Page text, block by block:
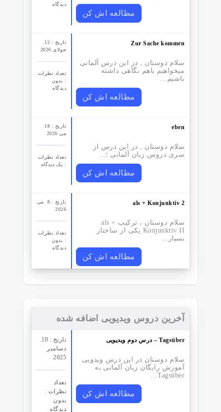
دیدگاه
مطالعه اش کن
جولای 2026
تعداد نظرات‌
: بدون
دیدگاه
Zur Sache kommen
سلام دوستان , در این درس آلمانی
میخواهیم باهم نگاهی داشته
باشیم…
مطالعه اش کن
می 2026
تعداد نظرات‌
: یک دیدگاه
eben
سلام دوستان , در این درس از
سری دروس زبان آلمانی ؛…
مطالعه اش کن
تاریخ : 8. می
2026
تعداد نظرات‌
: بدون
دیدگاه
als + Konjunktiv 2
سلام دوستان ، ترکیب als +
Konjunktiv II یکی از ساختار
بسیار…
مطالعه اش کن
آخرین دروس ویدیویی اضافه شده
تاریخ : 10.
دسامبر
2025
تعداد
نظرات‌ :
بدون
دیدگاه
درس دوم ویدیویی – Tagsüber
سلام دوستان در این درس ویدویی
آموزش رایگان زبان آلمانی به
Tagsüber…
مطالعه اش کن